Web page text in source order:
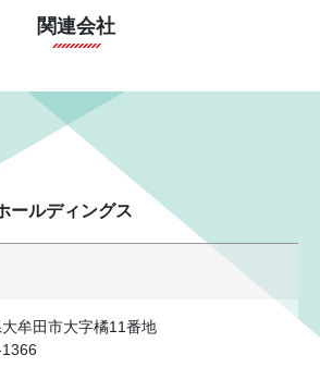
関連会社
ールディングス
牟田市大字橘11番地